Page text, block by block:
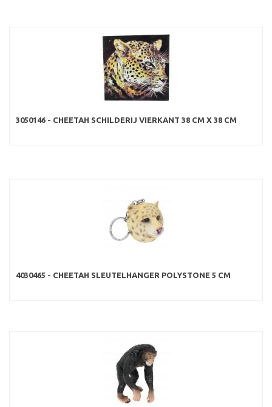
3050146 - CHEETAH SCHILDERIJ VIERKANT 38 CM X 38 CM
4030465 - CHEETAH SLEUTELHANGER POLYSTONE 5 CM